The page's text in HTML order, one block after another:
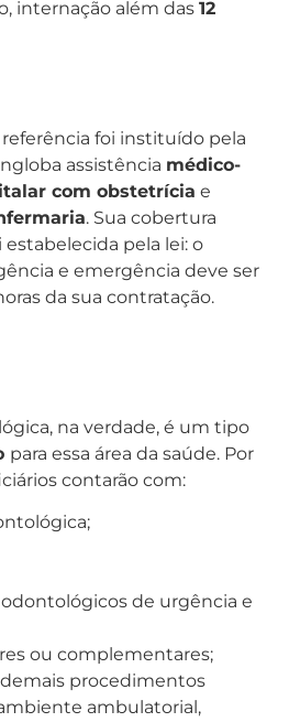
internação além das 12
foi instituído pela
assistência médico-
com obstetrícia e
. Sua cobertura
pela lei: o
e emergência deve ser
da sua contratação.
na verdade, é um tipo
para essa área da saúde. Por
contarão com:
de urgência e
ou complementares;
procedimentos
ambulatorial,